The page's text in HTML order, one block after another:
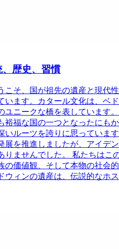
歴史、習慣
こそ、国が祖先の遺産と現代
います。カタール文化は、ベ
ユニークな橋を表しています
裕福な国の一つとなったにも
いルーツを誇りに思っていま
展を推進しましたが、アイデ
りませんでした。 私たちはこ
の価値観、そして本物の社会
ウィンの遺産は、伝説的なホ